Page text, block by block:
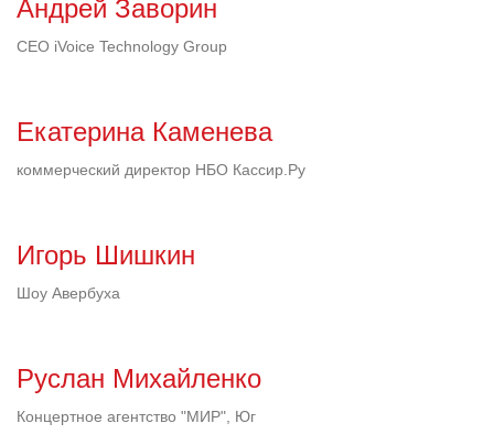
Андрей Заворин
CEO iVoice Technology Group
Екатерина Каменева
коммерческий директор НБО Кассир.Ру
Игорь Шишкин
Шоу Авербуха
Руслан Михайленко
Концертное агентство "МИР", Юг